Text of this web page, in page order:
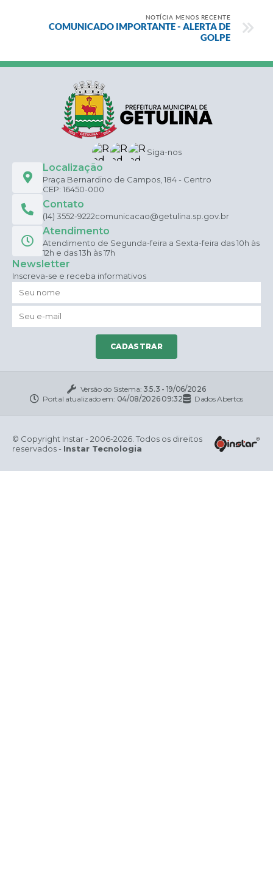
NOTÍCIA MENOS RECENTE
COMUNICADO IMPORTANTE - ALERTA DE
GOLPE
Siga-nos
Localização
Praça Bernardino de Campos, 184 - Centro
CEP: 16450-000
Contato
(14) 3552-9222comunicacao@getulina.sp.gov.br
Atendimento
Atendimento de Segunda-feira a Sexta-feira das 10h às
12h e das 13h às 17h
Newsletter
Inscreva-se e receba informativos
CADASTRAR
Versão do Sistema: 3.5.3 - 19/06/2026
Portal atualizado em: 04/08/2026 09:32 Dados Abertos
© Copyright Instar - 2006-2026. Todos os direitos
reservados - Instar Tecnologia